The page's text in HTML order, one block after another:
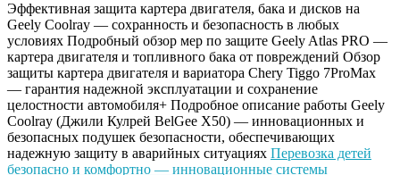
Эффективная защита картера двигателя, бака и дисков на
Geely Coolray — сохранность и безопасность в любых
условиях Подробный обзор мер по защите Geely Atlas PRO —
картера двигателя и топливного бака от повреждений Обзор
защиты картера двигателя и вариатора Chery Tiggo 7ProMax
— гарантия надежной эксплуатации и сохранение
целостности автомобиля+ Подробное описание работы Geely
Coolray (Джили Кулрей BelGee X50) — инновационных и
безопасных подушек безопасности, обеспечивающих
надежную защиту в аварийных ситуациях Перевозка детей
безопасно и комфортно — инновационные системы